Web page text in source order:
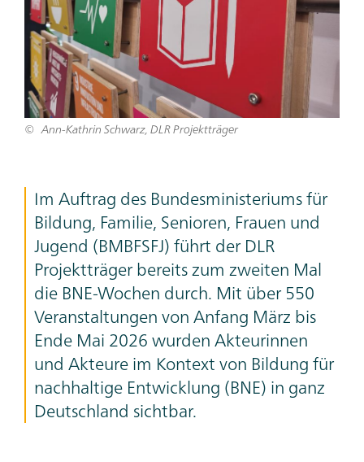
Ann-Kathrin Schwarz, DLR Projektträger
Im Auftrag des Bundesministeriums für
Bildung, Familie, Senioren, Frauen und
Jugend (BMBFSFJ) führt der DLR
Projektträger bereits zum zweiten Mal
die BNE-Wochen durch. Mit über 550
Veranstaltungen von Anfang März bis
Ende Mai 2026 wurden Akteurinnen
und Akteure im Kontext von Bildung für
nachhaltige Entwicklung (BNE) in ganz
Deutschland sichtbar.